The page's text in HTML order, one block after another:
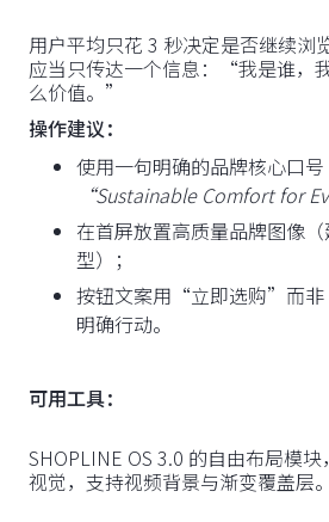
用户平均只花 3 秒决定是否继续浏
应当只传达一个信息：“我是谁，
么价值。”
操作建议：
使用一句明确的品牌核心口号
“Sustainable Comfort for
在首屏放置高质量品牌图像
型）；
按钮文案用“立即选购”而
明确行动。
可用工具：
SHOPLINE OS 3.0 的自由布局模
视觉，支持视频背景与渐变覆盖层。